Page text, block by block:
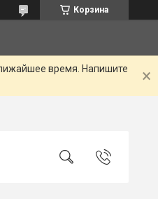
Корзина
время. Напишите